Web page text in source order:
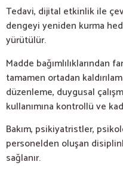
Tedavi, dijital etkinlik ile
dengeyi yeniden kurma
yürütülür.
Madde bağımlılıklarından
tamamen ortadan
düzenleme, duygusal
kullanımına kontrollü ve
Bakım, psikiyatristler,
personelden oluşan
sağlanır.